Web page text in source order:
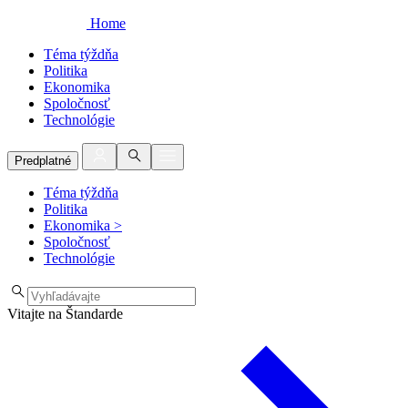
Home
Téma týždňa
Politika
Ekonomika
Spoločnosť
Technológie
Predplatné
Téma týždňa
Politika
Ekonomika >
Spoločnosť
Technológie
Vitajte na Štandarde